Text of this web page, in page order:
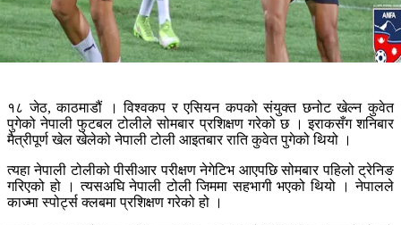
१८ जेठ, काठमाडौं । विश्वकप र एसियन कपको संयुक्त छनोट खेल्न कुवेत
पुगेको नेपाली फुटबल टोलीले सोमबार प्रशिक्षण गरेको छ । इराकसँग शनिबार
मैत्रीपूर्ण खेल खेलेको नेपाली टोली आइतबार राति कुवेत पुगेको थियो ।
त्यहा नेपाली टोलीको पीसीआर परीक्षण नेगेटिभ आएपछि सोमबार पहिलो ट्रेनिङ
गरिएको हो । त्यसअघि नेपाली टोली जिममा सहभागी भएको थियो । नेपालले
काज्मा स्पोर्ट्स क्लबमा प्रशिक्षण गरेको हो ।